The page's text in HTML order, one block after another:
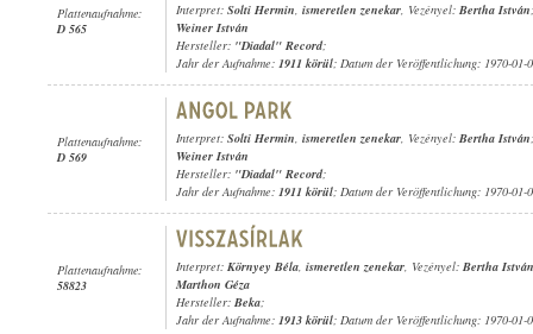
Plattenaufnahme:
D 565
Interpret: Solti Hermin, ismeretlen zenekar, Vezényel: Bertha István
Weiner István
Hersteller: "Diadal" Record;
Jahr der Aufnahme: 1911 körül; Datum der Veröffentlichung: 1970-01-
Plattenaufnahme:
D 569
Interpret: Solti Hermin, ismeretlen zenekar, Vezényel: Bertha István
Weiner István
Hersteller: "Diadal" Record;
Jahr der Aufnahme: 1911 körül; Datum der Veröffentlichung: 1970-01-
Plattenaufnahme:
58823
Interpret: Környey Béla, ismeretlen zenekar, Vezényel: Bertha István
Marthon Géza
Hersteller: Beka;
Jahr der Aufnahme: 1913 körül; Datum der Veröffentlichung: 1970-01-